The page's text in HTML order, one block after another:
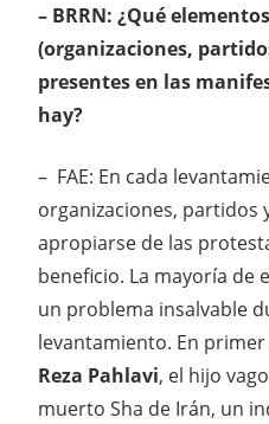
– BRRN: ¿Qué
(organizaciones,
presentes en las
hay?
– FAE: En cada
organizaciones, partidos
apropiarse de las
beneficio. La mayoría de
un problema insalvable
levantamiento. En
Reza Pahlavi, el hijo
muerto Sha de Irán, un